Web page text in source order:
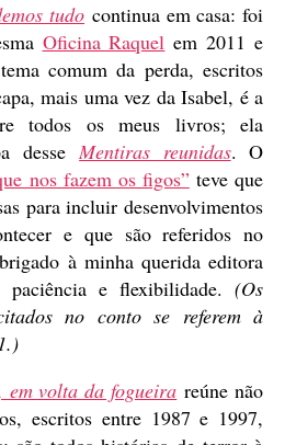
tudo continua em casa: foi
Oficina Raquel em 2011 e
comum da perda, escritos
mais uma vez da Isabel, é a
todos os meus livros; ela
desseMentiras reunidas. O
nos fazem os figos”teve que
para incluir desenvolvimentos
e que são referidos no
à minha querida editora
paciência e flexibilidade.(Os
no conto se referem à
em volta da fogueira reúne não
escritos entre 1987 e 1997,